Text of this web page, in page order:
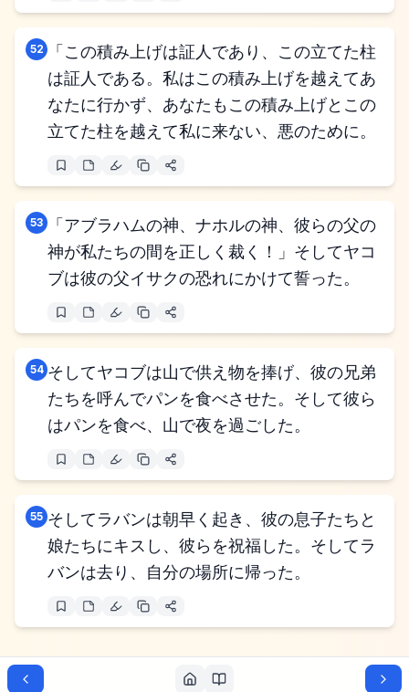
52
「この積み上げは証人であり、この立てた柱
は証人である。私はこの積み上げを越えてあ
なたに行かず、あなたもこの積み上げとこの
立てた柱を越えて私に来ない、悪のために。
53
「アブラハムの神、ナホルの神、彼らの父の
神が私たちの間を正しく裁く！」そしてヤコ
ブは彼の父イサクの恐れにかけて誓った。
54 そしてヤコブは山で供え物を捧げ、彼の兄弟
たちを呼んでパンを食べさせた。そして彼ら
はパンを食べ、山で夜を過ごした。
55 そしてラバンは朝早く起き、彼の息子たちと
娘たちにキスし、彼らを祝福した。そしてラ
バンは去り、自分の場所に帰った。